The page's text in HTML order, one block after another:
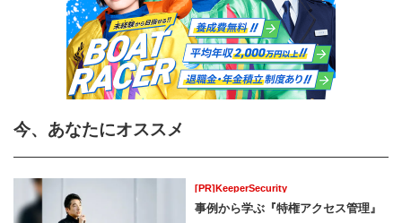
今、あなたにオススメ
[PR]KeeperSecurity
事例から学ぶ『特権アクセス管理』